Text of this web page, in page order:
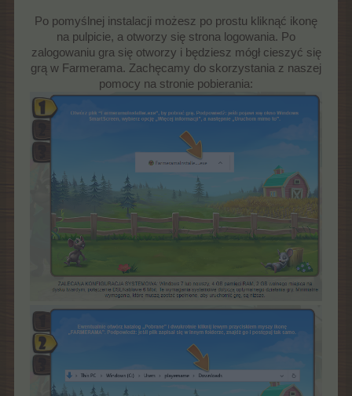
Po pomyślnej instalacji możesz po prostu kliknąć ikonę
na pulpicie, a otworzy się strona logowania. Po
zalogowaniu gra się otworzy i będziesz mógł cieszyć się
grą w Farmerama. Zachęcamy do skorzystania z naszej
pomocy na stronie pobierania: